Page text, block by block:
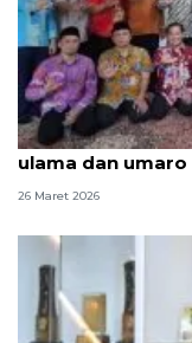
Safari Syawal,
ulama dan umaro
26 Maret 2026